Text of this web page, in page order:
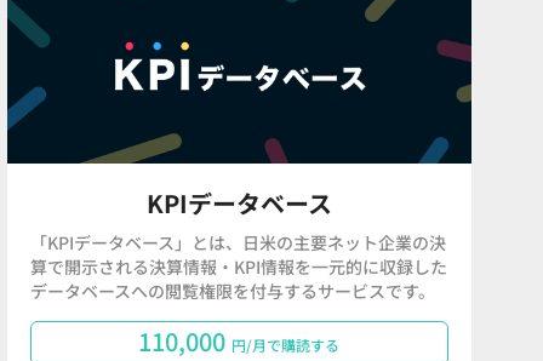
KPIデータベース
「KPIデータベース」とは、日米の主要ネット企業の決
算で開示される決算情報・KPI情報を一元的に収録した
データベースへの閲覧権限を付与するサービスです。
110,000 円/月で購読する